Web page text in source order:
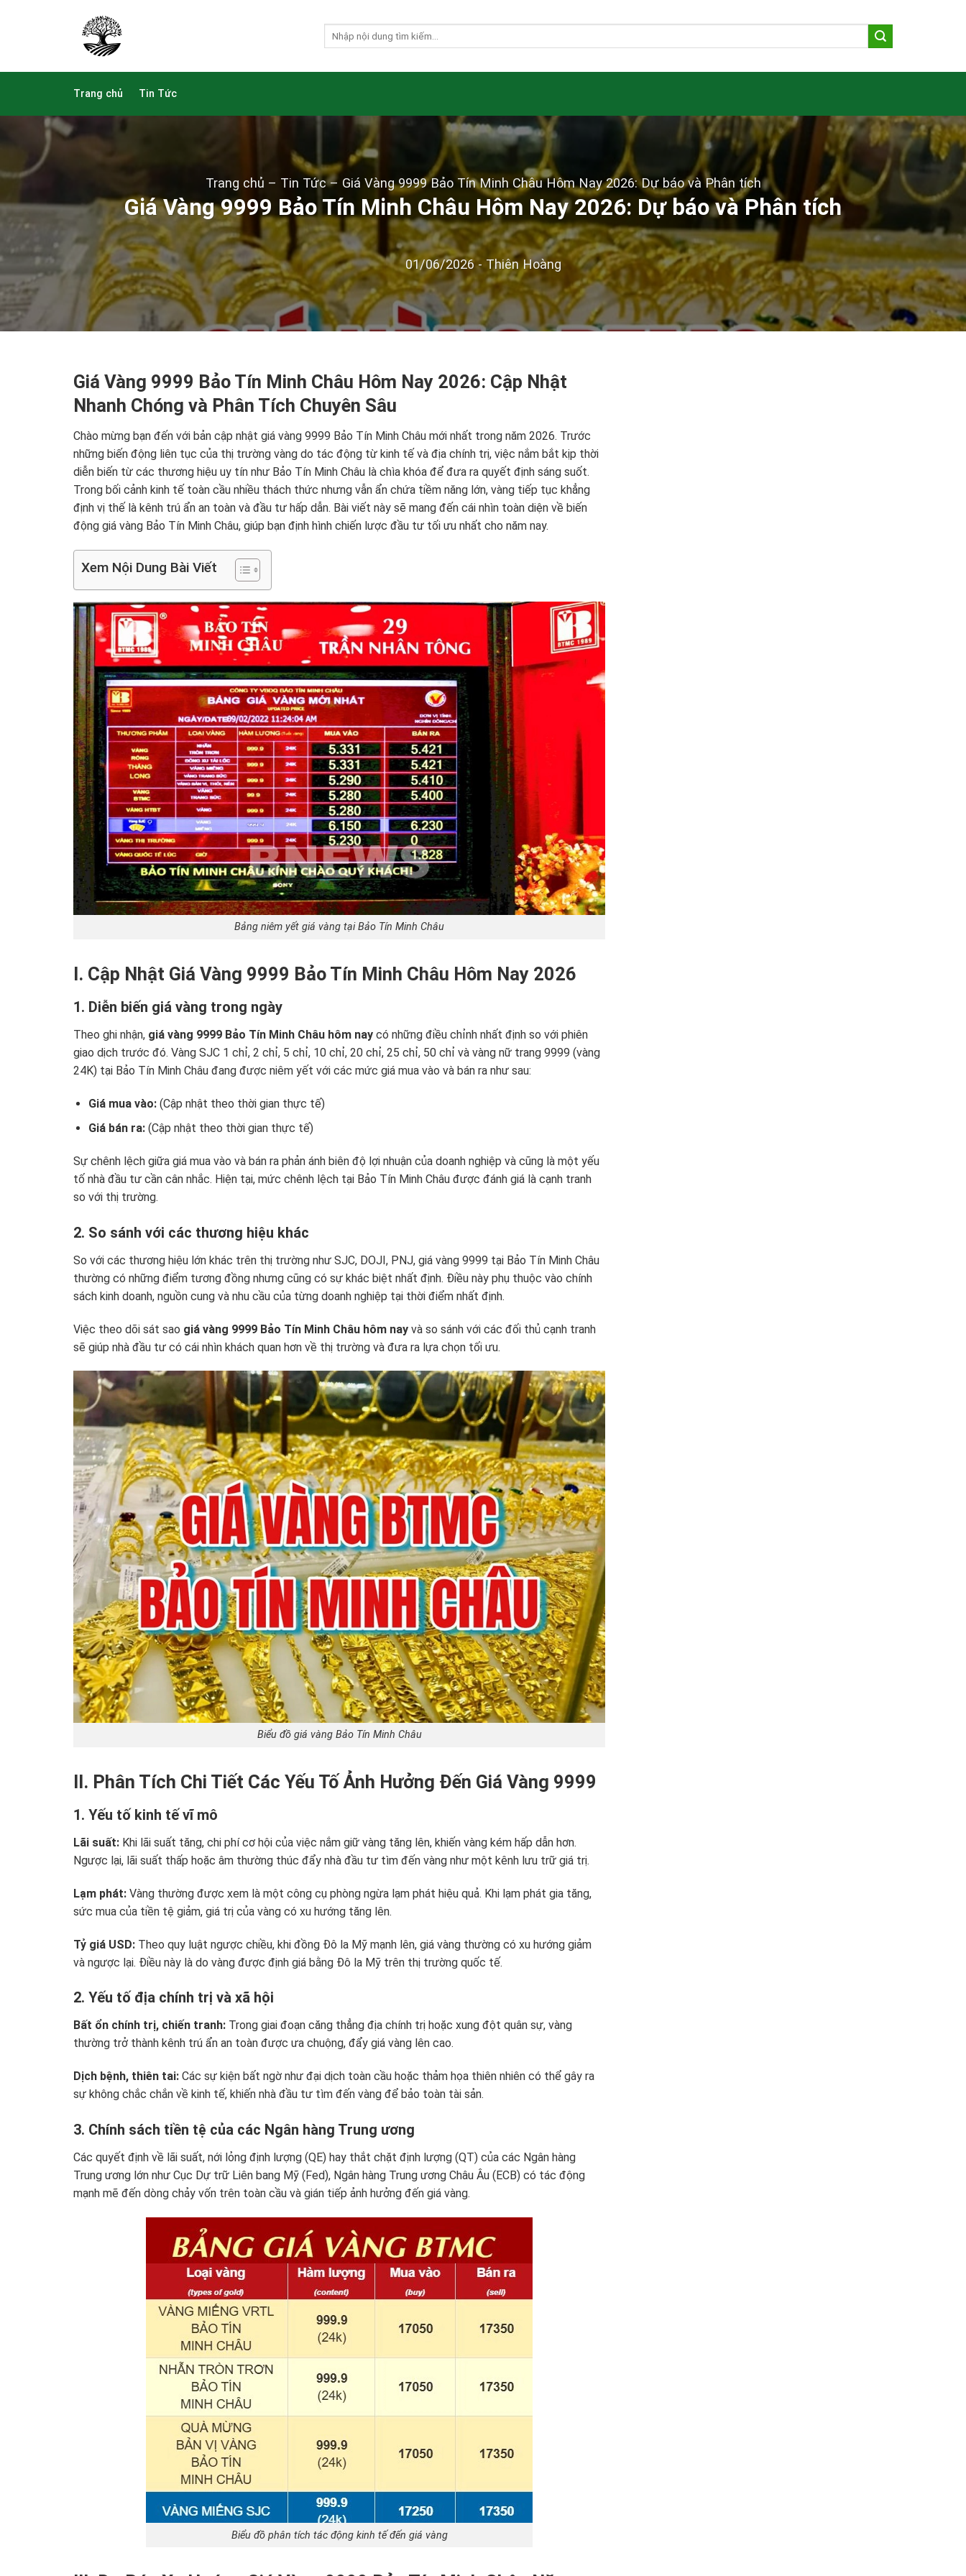
Trang chủ Tin Tức
Trang chủ – Tin Tức– Giá Vàng 9999 Bảo Tín Minh Châu Hôm Nay 2026: Dự báo và Phân tích
Giá Vàng 9999 Bảo Tín Minh Châu Hôm Nay 2026: Dự báo và Phân tích
01/06/2026- Thiên Hoàng
Giá Vàng 9999 Bảo Tín Minh Châu Hôm Nay 2026: Cập Nhật
Nhanh Chóng và Phân Tích Chuyên Sâu
Chào mừng bạn đến với bản cập nhật giá vàng 9999 Bảo Tín Minh Châu mới nhất trong năm 2026. Trước
những biến động liên tục của thị trường vàng do tác động từ kinh tế và địa chính trị, việc nắm bắt kịp thời
diễn biến từ các thương hiệu uy tín như Bảo Tín Minh Châu là chìa khóa để đưa ra quyết định sáng suốt.
Trong bối cảnh kinh tế toàn cầu nhiều thách thức nhưng vẫn ẩn chứa tiềm năng lớn, vàng tiếp tục khẳng
định vị thế là kênh trú ẩn an toàn và đầu tư hấp dẫn. Bài viết này sẽ mang đến cái nhìn toàn diện về biến
động giá vàng Bảo Tín Minh Châu, giúp bạn định hình chiến lược đầu tư tối ưu nhất cho năm nay.
Xem Nội Dung Bài Viết
Bảng niêm yết giá vàng tại Bảo Tín Minh Châu
I. Cập Nhật Giá Vàng 9999 Bảo Tín Minh Châu Hôm Nay 2026
1. Diễn biến giá vàng trong ngày
Theo ghi nhận, giá vàng 9999 Bảo Tín Minh Châu hôm nay có những điều chỉnh nhất định so với phiên
giao dịch trước đó. Vàng SJC 1 chỉ, 2 chỉ, 5 chỉ, 10 chỉ, 20 chỉ, 25 chỉ, 50 chỉ và vàng nữ trang 9999 (vàng
24K) tại Bảo Tín Minh Châu đang được niêm yết với các mức giá mua vào và bán ra như sau:
Giá mua vào:(Cập nhật theo thời gian thực tế)
Giá bán ra:(Cập nhật theo thời gian thực tế)
Sự chênh lệch giữa giá mua vào và bán ra phản ánh biên độ lợi nhuận của doanh nghiệp và cũng là một yếu
tố nhà đầu tư cần cân nhắc. Hiện tại, mức chênh lệch tại Bảo Tín Minh Châu được đánh giá là cạnh tranh
so với thị trường.
2. So sánh với các thương hiệu khác
So với các thương hiệu lớn khác trên thị trường như SJC, DOJI, PNJ, giá vàng 9999 tại Bảo Tín Minh Châu
thường có những điểm tương đồng nhưng cũng có sự khác biệt nhất định. Điều này phụ thuộc vào chính
sách kinh doanh, nguồn cung và nhu cầu của từng doanh nghiệp tại thời điểm nhất định.
Việc theo dõi sát sao giá vàng 9999 Bảo Tín Minh Châu hôm nay và so sánh với các đối thủ cạnh tranh
sẽ giúp nhà đầu tư có cái nhìn khách quan hơn về thị trường và đưa ra lựa chọn tối ưu.
Biểu đồ giá vàng Bảo Tín Minh Châu
II. Phân Tích Chi Tiết Các Yếu Tố Ảnh Hưởng Đến Giá Vàng 9999
1. Yếu tố kinh tế vĩ mô
Lãi suất: Khi lãi suất tăng, chi phí cơ hội của việc nắm giữ vàng tăng lên, khiến vàng kém hấp dẫn hơn.
Ngược lại, lãi suất thấp hoặc âm thường thúc đẩy nhà đầu tư tìm đến vàng như một kênh lưu trữ giá trị.
Lạm phát: Vàng thường được xem là một công cụ phòng ngừa lạm phát hiệu quả. Khi lạm phát gia tăng,
sức mua của tiền tệ giảm, giá trị của vàng có xu hướng tăng lên.
Tỷ giá USD: Theo quy luật ngược chiều, khi đồng Đô la Mỹ mạnh lên, giá vàng thường có xu hướng giảm
và ngược lại. Điều này là do vàng được định giá bằng Đô la Mỹ trên thị trường quốc tế.
2. Yếu tố địa chính trị và xã hội
Bất ổn chính trị, chiến tranh: Trong giai đoạn căng thẳng địa chính trị hoặc xung đột quân sự, vàng
thường trở thành kênh trú ẩn an toàn được ưa chuộng, đẩy giá vàng lên cao.
Dịch bệnh, thiên tai: Các sự kiện bất ngờ như đại dịch toàn cầu hoặc thảm họa thiên nhiên có thể gây ra
sự không chắc chắn về kinh tế, khiến nhà đầu tư tìm đến vàng để bảo toàn tài sản.
3. Chính sách tiền tệ của các Ngân hàng Trung ương
Các quyết định về lãi suất, nới lỏng định lượng (QE) hay thắt chặt định lượng (QT) của các Ngân hàng
Trung ương lớn như Cục Dự trữ Liên bang Mỹ (Fed), Ngân hàng Trung ương Châu Âu (ECB) có tác động
mạnh mẽ đến dòng chảy vốn trên toàn cầu và gián tiếp ảnh hưởng đến giá vàng.
Biểu đồ phân tích tác động kinh tế đến giá vàng